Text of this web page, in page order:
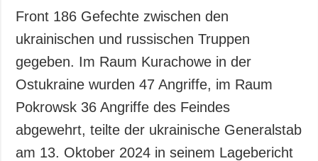
Kultur
Sport
Kriminalität
Notstand und
Notfälle
ZUSÄTZLICH
Veröffentlichungen
LEISTUNGEN
Abonnement
Front 186 Gefechte zwischen den
ukrainischen und russischen Truppen
gegeben. Im Raum Kurachowe in der
Ostukraine wurden 47 Angriffe, im Raum
Pokrowsk 36 Angriffe des Feindes
abgewehrt, teilte der ukrainische Generalstab
am 13. Oktober 2024 in seinem Lagebericht